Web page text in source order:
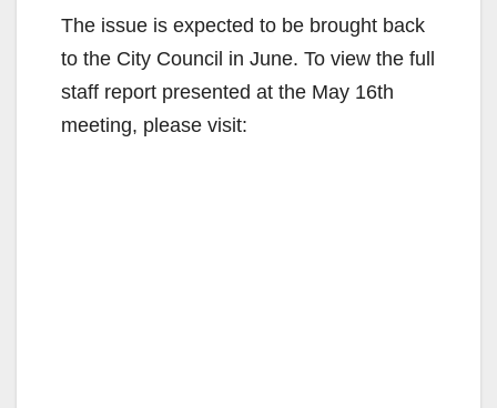
The issue is expected to be brought back
to the City Council in June. To view the full
staff report presented at the May 16th
meeting, please visit: